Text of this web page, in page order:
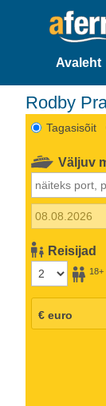
Avaleht
Rodby
Tagasisõit
Väljuv
Reisijad
18+